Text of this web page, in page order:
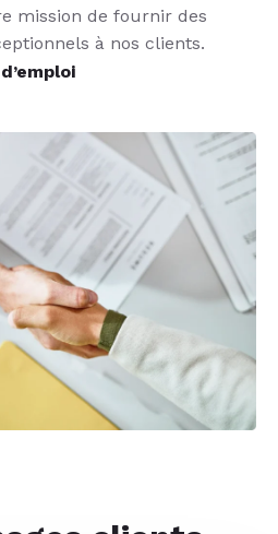
mission de fournir des
à nos clients.